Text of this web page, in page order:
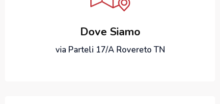
Dove Siamo
via Parteli 17/A Rovereto TN